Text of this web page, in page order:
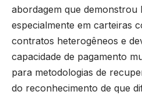
abordagem que demonstrou
especialmente em carteiras
contratos heterogêneos e
capacidade de pagamento
para metodologias de
do reconhecimento de que